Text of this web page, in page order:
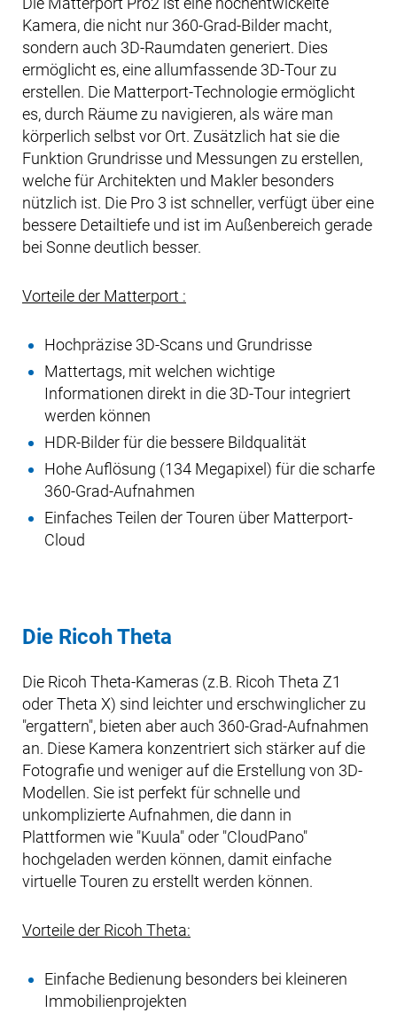
Kamera, die nicht nur 360-Grad-Bilder macht,
sondern auch 3D-Raumdaten generiert. Dies
ermöglicht es, eine allumfassende 3D-Tour zu
erstellen. Die Matterport-Technologie ermöglicht
es, durch Räume zu navigieren, als wäre man
körperlich selbst vor Ort. Zusätzlich hat sie die
Funktion Grundrisse und Messungen zu erstellen,
welche für Architekten und Makler besonders
nützlich ist. Die Pro 3 ist schneller, verfügt über eine
bessere Detailtiefe und ist im Außenbereich gerade
bei Sonne deutlich besser.
Vorteile der Matterport :
Hochpräzise 3D-Scans und Grundrisse
Mattertags, mit welchen wichtige
Informationen direkt in die 3D-Tour integriert
werden können
HDR-Bilder für die bessere Bildqualität
Hohe Auflösung (134 Megapixel) für die scharfe
360-Grad-Aufnahmen
Einfaches Teilen der Touren über Matterport-
Cloud
Die Ricoh Theta
Die Ricoh Theta-Kameras (z.B. Ricoh Theta Z1
oder Theta X) sind leichter und erschwinglicher zu
"ergattern", bieten aber auch 360-Grad-Aufnahmen
an. Diese Kamera konzentriert sich stärker auf die
Fotografie und weniger auf die Erstellung von 3D-
Modellen. Sie ist perfekt für schnelle und
unkomplizierte Aufnahmen, die dann in
Plattformen wie "Kuula" oder "CloudPano"
hochgeladen werden können, damit einfache
virtuelle Touren zu erstellt werden können.
Vorteile der Ricoh Theta:
Einfache Bedienung besonders bei kleineren
Immobilienprojekten